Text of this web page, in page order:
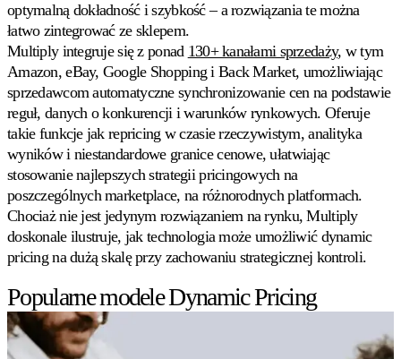
optymalną dokładność i szybkość – a rozwiązania te można
łatwo zintegrować ze sklepem.
Multiply integruje się z ponad 130+ kanałami sprzedaży, w tym
Amazon, eBay, Google Shopping i Back Market, umożliwiając
sprzedawcom automatyczne synchronizowanie cen na podstawie
reguł, danych o konkurencji i warunków rynkowych. Oferuje
takie funkcje jak repricing w czasie rzeczywistym, analityka
wyników i niestandardowe granice cenowe, ułatwiając
stosowanie najlepszych strategii pricingowych na
poszczególnych marketplace, na różnorodnych platformach.
Chociaż nie jest jedynym rozwiązaniem na rynku, Multiply
doskonale ilustruje, jak technologia może umożliwić dynamic
pricing na dużą skalę przy zachowaniu strategicznej kontroli.
Popularne modele Dynamic Pricing